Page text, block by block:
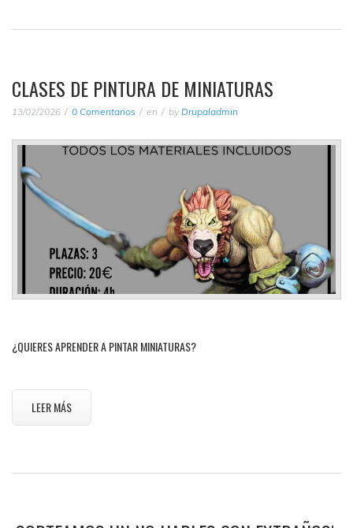
CLASES DE PINTURA DE MINIATURAS
13/02/2026 0 Comentarios en by Drupaladmin
¿QUIERES APRENDER A PINTAR MINIATURAS?
LEER MÁS